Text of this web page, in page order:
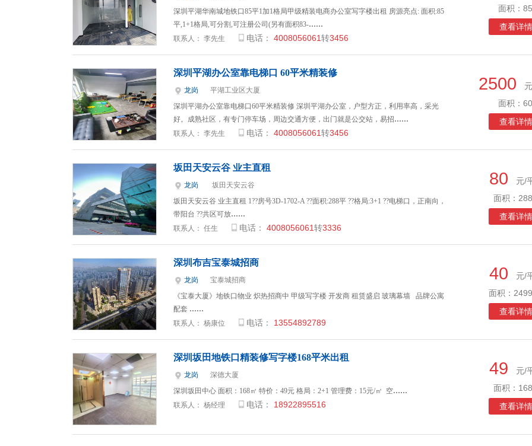
深圳平湖华南城地铁口85平1加1格局甲级精装电商办公室写字楼出租 房源亮点: 面积:85
平,1+1格局,可分割,可注册公司(另有面积83-……
联系人： 李先生 电话： 4008056061转3456
面积：
查看详情
深圳平湖办公室靠电梯口 60平米精装修
龙岗
平湖工业区大厦
深圳平湖办公室靠电梯口60平米精装修 深圳平湖办公室，户型方正，利用率高，采光
好。成熟社区，有专门停车场，周边交通方便，出门就是公交站，易招……
联系人： 李先生 电话： 4008056061转3456
2500
面积：
查看详情
坂田天安云谷 业主直租
龙岗
坂田天安云谷
坂田天安云谷 业主直租 1??房号3D-1702-A ??面积:288平 ??格局:3+1 ??电梯口，正南向，
带阳台 ??共区可放……
联系人： 任生 电话： 4008056061转3336
80
元/
面积：
查看详情
深圳布吉宝泰城招商
龙岗
宝泰城招商
《宝泰大厦》地铁口物业 炽热招商中 甲级写字楼 开发商 租赁盛启 玻璃幕墙 品牌公寓
配套 ……
联系人： 杨康位 电话： 13554892789
40
元/
面积：
查看详情
深圳坂田地铁口精装修写字楼168平米出租
龙岗
深德大厦
深圳坂田中心 面积：168㎡ 特价：49元 格局：2+1 管理费：15元/㎡ 空……
联系人： 杨经理 电话： 18922895516
49
元/
面积：
查看详情